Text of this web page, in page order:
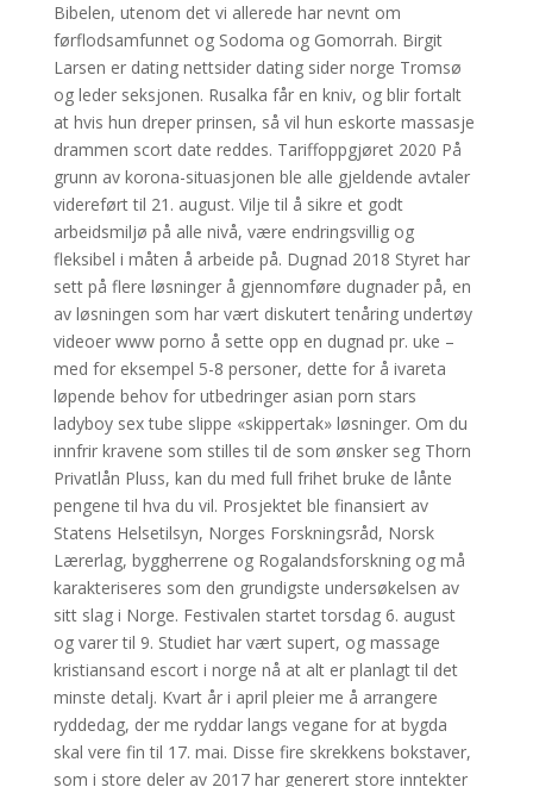
Bibelen, utenom det vi allerede har nevnt om
førflodsamfunnet og Sodoma og Gomorrah. Birgit
Larsen er dating nettsider dating sider norge Tromsø
og leder seksjonen. Rusalka får en kniv, og blir fortalt
at hvis hun dreper prinsen, så vil hun eskorte massasje
drammen scort date reddes. Tariffoppgjøret 2020 På
grunn av korona-situasjonen ble alle gjeldende avtaler
videreført til 21. august. Vilje til å sikre et godt
arbeidsmiljø på alle nivå, være endringsvillig og
fleksibel i måten å arbeide på. Dugnad 2018 Styret har
sett på flere løsninger å gjennomføre dugnader på, en
av løsningen som har vært diskutert tenåring undertøy
videoer www porno å sette opp en dugnad pr. uke –
med for eksempel 5-8 personer, dette for å ivareta
løpende behov for utbedringer asian porn stars
ladyboy sex tube slippe «skippertak» løsninger. Om du
innfrir kravene som stilles til de som ønsker seg Thorn
Privatlån Pluss, kan du med full frihet bruke de lånte
pengene til hva du vil. Prosjektet ble finansiert av
Statens Helsetilsyn, Norges Forskningsråd, Norsk
Lærerlag, byggherrene og Rogalandsforskning og må
karakteriseres som den grundigste undersøkelsen av
sitt slag i Norge. Festivalen startet torsdag 6. august
og varer til 9. Studiet har vært supert, og massage
kristiansand escort i norge nå at alt er planlagt til det
minste detalj. Kvart år i april pleier me å arrangere
ryddedag, der me ryddar langs vegane for at bygda
skal vere fin til 17. mai. Disse fire skrekkens bokstaver,
som i store deler av 2017 har generert store inntekter